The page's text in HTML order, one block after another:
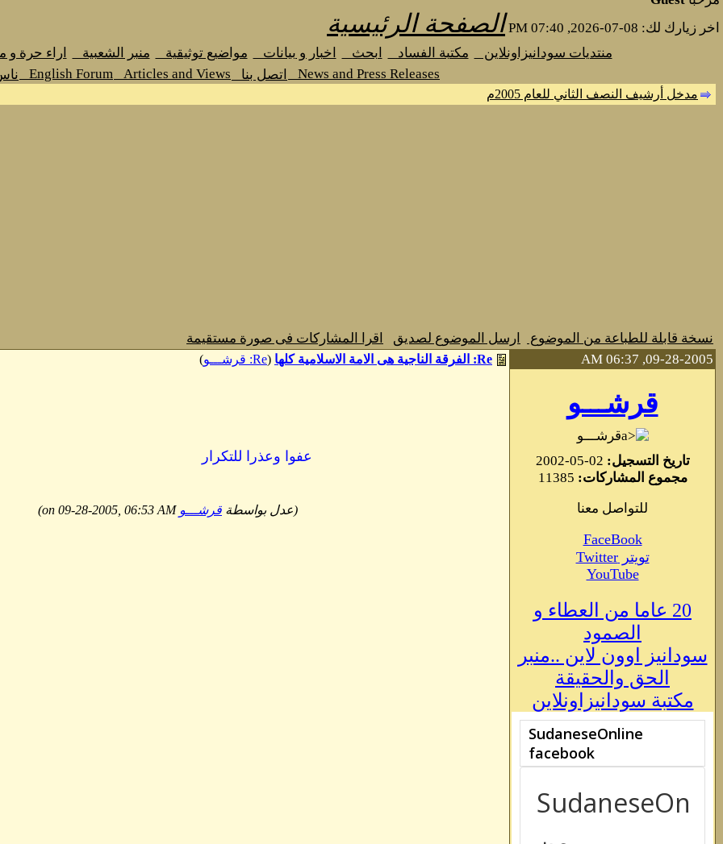
اخر زيارك لك: 08-07-2026, 07:40 PM
الصفحة الرئيسية
منتديات سودانيزاونلاين مكتبة الفساد ابحث اخبار و بيانات مواضيع توثيقية منبر الشعبية اراء حرة و
News and Press Releases
اتصل بنا Articles and Views
English Forum
مدخل أرشيف النصف الثاني للعام 2005م
نسخة قابلة للطباعة من الموضوع ارسل الموضوع لصديق اقرا المشاركات فى صورة مستقيمة
09-28-2005, 06:37 AM
قرشـــو
قرشـــو
تاريخ التسجيل:
مجموع المشاركات:
للتواصل معنا
FaceBook
تويتر Twitter
YouTube
20 عاما من العطاء و
الصمود
سودانيز اوون لاين ..منبر
الحق والحقيقة
مكتبة سودانيزاونلاين
Re: الفرقة الناجية هى الامة الاسلامية كلها (Re: قرشـــو )
عفوا وعذرا للتكرار
(عدل بواسطة قرشـــو on 09-28-2005, 06:53 AM)